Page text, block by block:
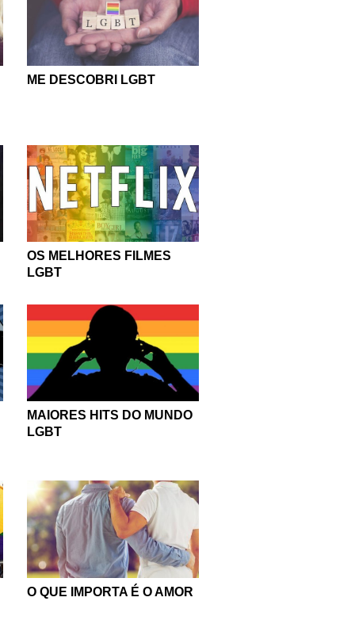
ME DESCOBRI LGBT
OS MELHORES FILMES
LGBT
MAIORES HITS DO MUNDO
LGBT
O QUE IMPORTA É O AMOR